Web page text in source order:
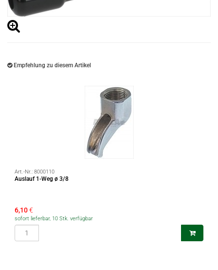
Empfehlung zu diesem Artikel
Art.-Nr.: 8000110
Auslauf 1-Weg ø 3/8
6,10€
sofort lieferbar, 10 Stk. verfügbar